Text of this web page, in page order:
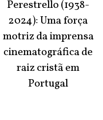
Perestrello (1938-
2024): Uma força
motriz da imprensa
cinematográfica de
raiz cristã em
Portugal